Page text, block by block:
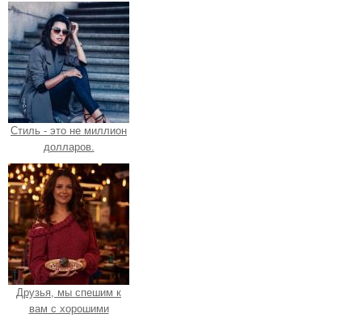
Стиль - это не миллион
долларов.
Друзья, мы спешим к
вам с хорошими